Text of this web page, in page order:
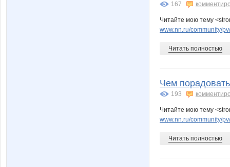
167
Читайте мою тему
www.nn.ru/community/
Читать полностью
Чем
193
Читайте мою тему
www.nn.ru/community/
Читать полностью